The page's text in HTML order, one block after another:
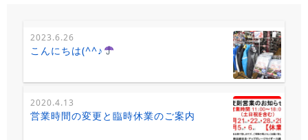
2023.6.26
こんにちは(^^♪
2020.4.13
営業時間の変更と臨時休業のご案内